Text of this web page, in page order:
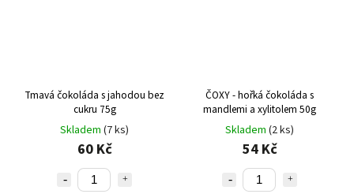
Tmavá čokoláda s jahodou bez
cukru 75g
Skladem (7 ks)
60 Kč
ČOXY - hořká čokoláda s
mandlemi a xylitolem 50g
Skladem (2 ks)
54 Kč